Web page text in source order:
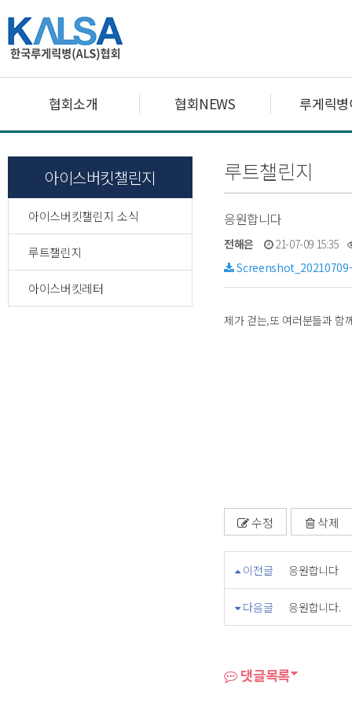
협회소개 협회NEWS 루게릭
아이스버킷챌린지
아이스버킷챌린지 소식
루트챌린지
아이스버킷레터
루트챌린지
응원합니다
전해은
21-07-09 15:35
제가 걷는,또 여러분들과 함
수정 삭제
이전글 응원합니다
다음글 응원합니다.
댓글목록